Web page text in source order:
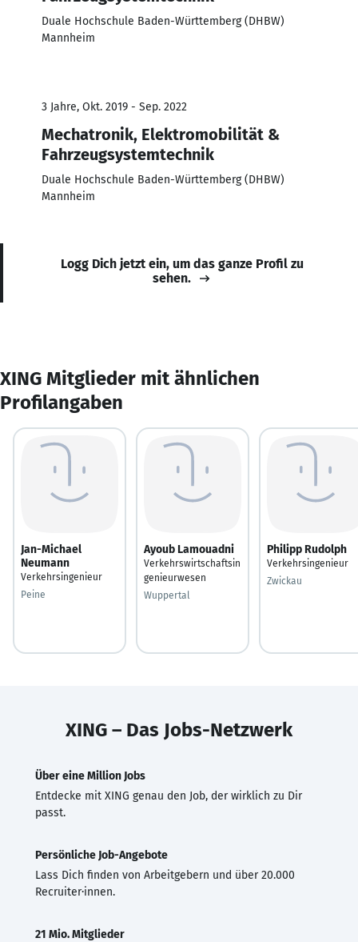
Duale Hochschule Baden-Württemberg (DHBW)
Mannheim
3 Jahre, Okt. 2019 - Sep. 2022
Mechatronik, Elektromobilität &
Fahrzeugsystemtechnik
Duale Hochschule Baden-Württemberg (DHBW)
Mannheim
Logg Dich jetzt ein, um das ganze Profil zu
sehen.
XING Mitglieder mit ähnlichen
Profilangaben
Jan-Michael
Neumann
Verkehrsingenieur
Peine
Ayoub Lamouadni
Verkehrswirtschaftsin
genieurwesen
Wuppertal
Philipp Rudolph
Verkehrsingenieur
Zwickau
XING – Das Jobs-Netzwerk
Über eine Million Jobs
Entdecke mit XING genau den Job, der wirklich zu Dir
passt.
Persönliche Job-Angebote
Lass Dich finden von Arbeitgebern und über 20.000
Recruiter·innen.
21 Mio. Mitglieder